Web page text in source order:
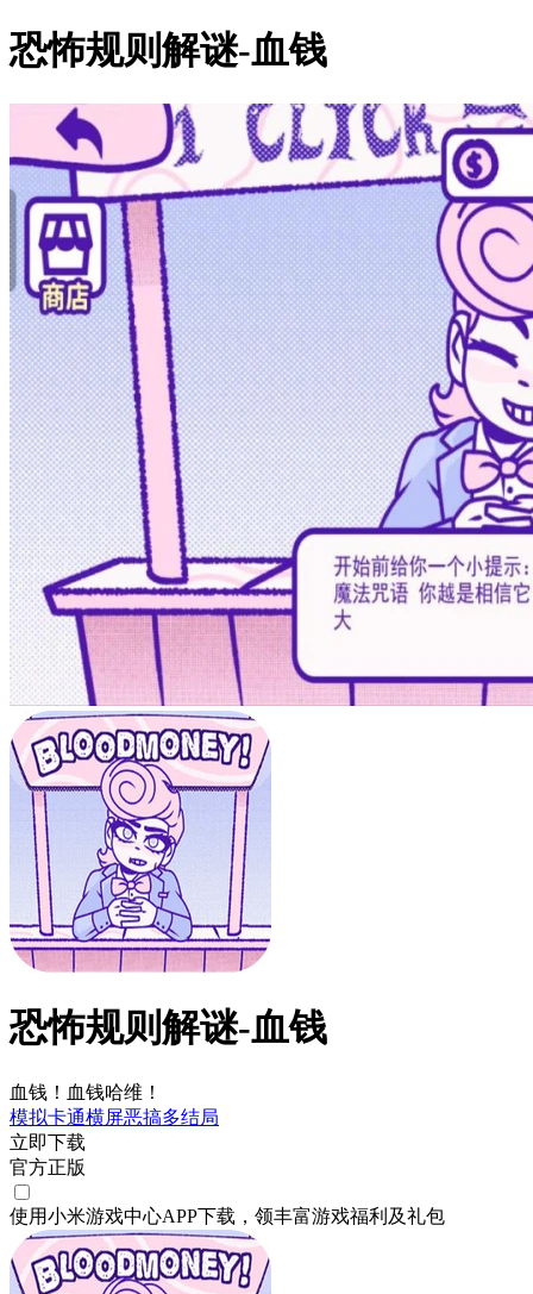
恐怖规则解谜-血钱
恐怖规则解谜-血钱
血钱！血钱哈维！
模拟卡通横屏恶搞多结局
立即下载
官方正版
使用小米游戏中心APP下载 ，领丰富游戏福利 及礼包